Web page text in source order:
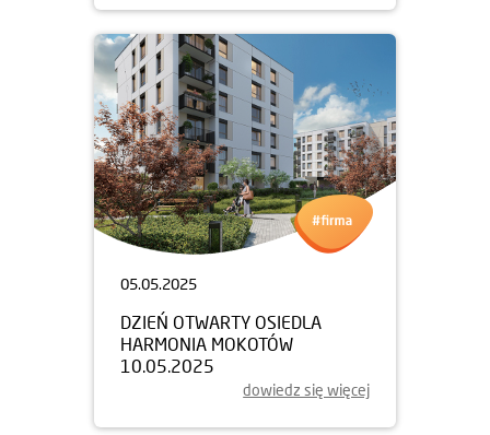
05.05.2025
DZIEŃ OTWARTY OSIEDLA
HARMONIA MOKOTÓW
10.05.2025
dowiedz się więcej